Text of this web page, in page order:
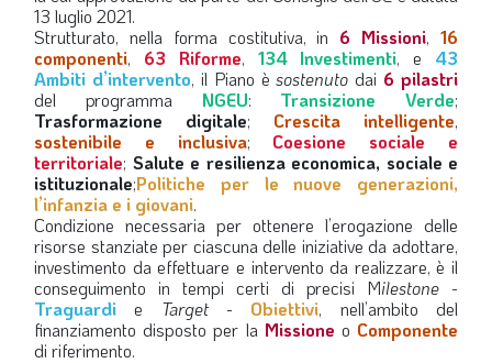
13 luglio 2021.
Strutturato, nella forma costitutiva, in 6 Missioni,16
componenti, 63 Riforme, 134 Investimenti, e 43
Ambiti d’intervento, il Piano èsostenuto dai 6 pilastri
del programma NGEU: Transizione Verde;
Trasformazione digitale; Crescita intelligente,
sostenibile e inclusiva; Coesione sociale e
territoriale; Salute e resilienza economica, sociale e
istituzionale;Politiche per le nuove generazioni,
l’infanzia e i giovani.
Condizione necessaria per ottenere l’erogazione delle
risorse stanziate per ciascuna delle iniziative da adottare,
investimento da effettuare e intervento da realizzare, è il
conseguimento in tempi certi di precisi Milestone -
Traguardi e Target- Obiettivi, nell’ambito del
finanziamento disposto per la Missione o Componente
di riferimento.